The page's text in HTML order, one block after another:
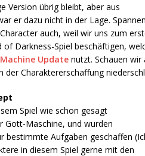
Version übrig bleibt, aber aus
er dazu nicht in der Lage.
auch, weil wir uns zum
Darkness-Spiel beschäftigen,
Update nutzt. Schauen wir
der Charaktererschaffung
Spiel wie schon gesagt
Gott-Maschine, und wurden
bestimmte Aufgaben geschaffen
in diesem Spiel gerne mit den